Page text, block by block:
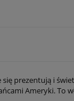
prezentują i
Ameryki. To